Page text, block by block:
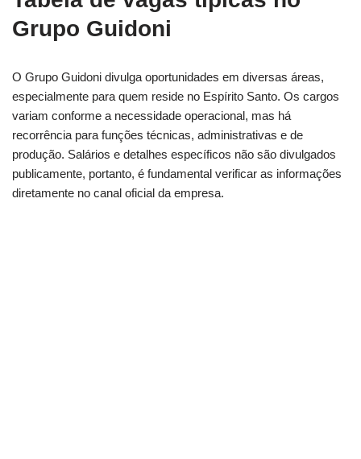
Grupo Guidoni
O Grupo Guidoni divulga oportunidades em diversas áreas,
especialmente para quem reside no Espírito Santo. Os cargos
variam conforme a necessidade operacional, mas há
recorrência para funções técnicas, administrativas e de
produção. Salários e detalhes específicos não são divulgados
publicamente, portanto, é fundamental verificar as informações
diretamente no canal oficial da empresa.